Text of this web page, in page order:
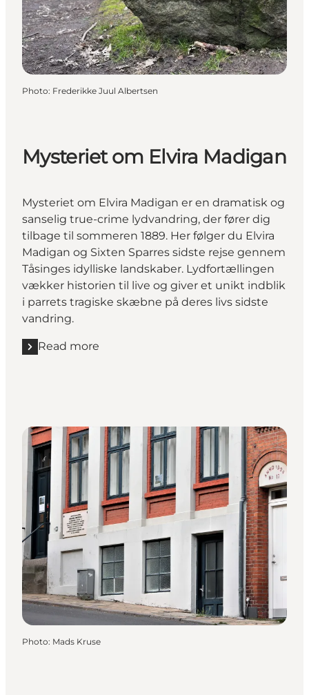
Photo: Frederikke Juul Albertsen
Mysteriet om Elvira Madigan
Mysteriet om Elvira Madigan er en dramatisk og
sanselig true-crime lydvandring, der fører dig
tilbage til sommeren 1889. Her følger du Elvira
Madigan og Sixten Sparres sidste rejse gennem
Tåsinges idylliske landskaber. Lydfortællingen
vækker historien til live og giver et unikt indblik
i parrets tragiske skæbne på deres livs sidste
vandring.
Read more
Read more "Mysteriet om Elvira Madigan"
Photo: Mads Kruse